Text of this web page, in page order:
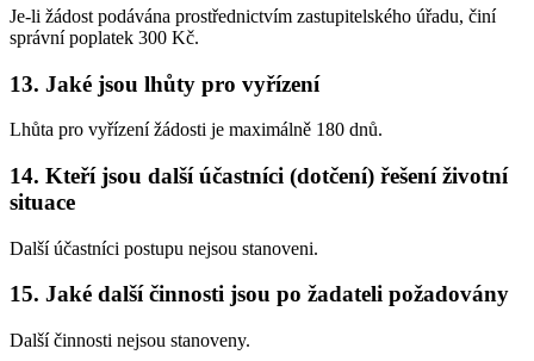
Je-li žádost podávána prostřednictvím zastupitelského úřadu, činí
správní poplatek 300 Kč.
13. Jaké jsou lhůty pro vyřízení
Lhůta pro vyřízení žádosti je maximálně 180 dnů.
14. Kteří jsou další účastníci (dotčení) řešení životní
situace
Další účastníci postupu nejsou stanoveni.
15. Jaké další činnosti jsou po žadateli požadovány
Další činnosti nejsou stanoveny.